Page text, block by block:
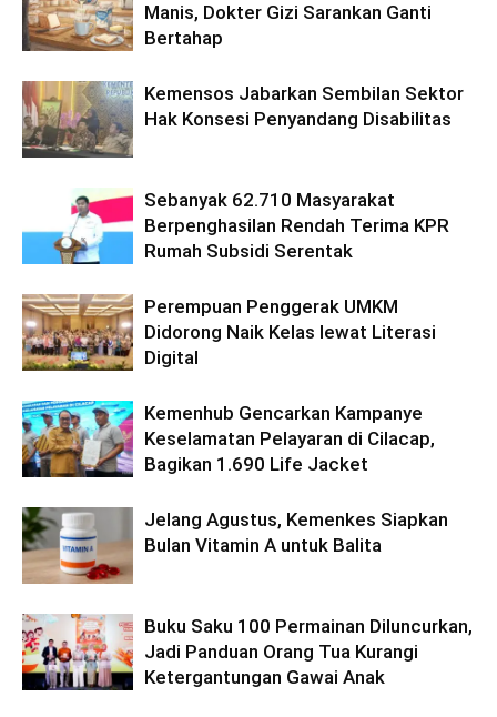
Manis, Dokter Gizi Sarankan Ganti
Bertahap
Kemensos Jabarkan Sembilan Sektor
Hak Konsesi Penyandang Disabilitas
Sebanyak 62.710 Masyarakat
Berpenghasilan Rendah Terima KPR
Rumah Subsidi Serentak
Perempuan Penggerak UMKM
Didorong Naik Kelas lewat Literasi
Digital
Kemenhub Gencarkan Kampanye
Keselamatan Pelayaran di Cilacap,
Bagikan 1.690 Life Jacket
Jelang Agustus, Kemenkes Siapkan
Bulan Vitamin A untuk Balita
Buku Saku 100 Permainan Diluncurkan,
Jadi Panduan Orang Tua Kurangi
Ketergantungan Gawai Anak